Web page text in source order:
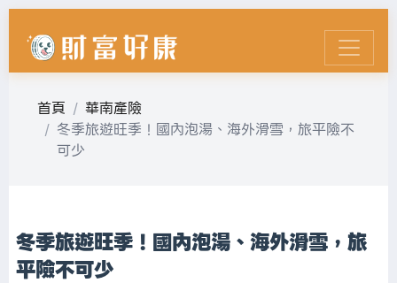
首頁
華南產險
冬季旅遊旺季！國內泡湯、海外滑雪，旅平險不
可少
冬季旅遊旺季！國內泡湯、海外滑雪，旅
平險不可少